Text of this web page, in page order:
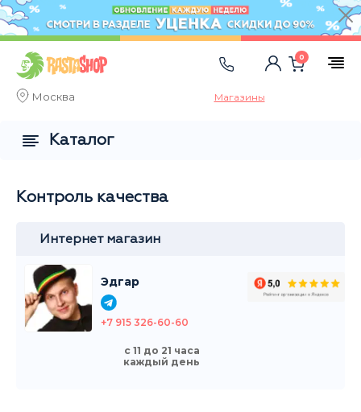
Москва Магазины
0
Контроль качества
Интернет магазин
Эдгар
+7 915 326-60-60
с 11 до 21 часа
каждый день
Каталог